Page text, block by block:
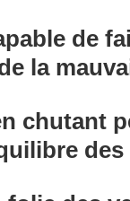
de
la
chutant